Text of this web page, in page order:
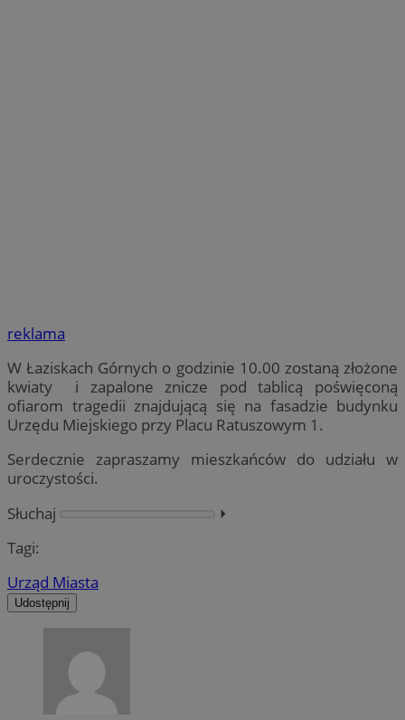
reklama
W Łaziskach Górnych o godzinie 10.00 zostaną złożone
kwiaty i zapalone znicze pod tablicą poświęconą
ofiarom tragedii znajdującą się na fasadzie budynku
Urzędu Miejskiego przy Placu Ratuszowym 1.
Serdecznie zapraszamy mieszkańców do udziału w
uroczystości.
Słuchaj
⏵︎
Tagi:
Urząd Miasta
Udostępnij